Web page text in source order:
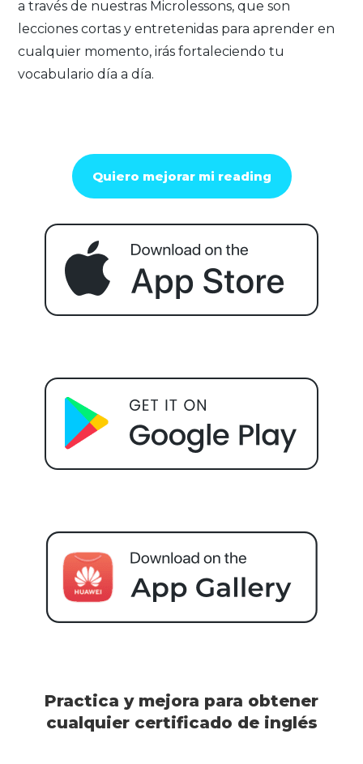
a través de nuestras Microlessons, que son
lecciones cortas y entretenidas para aprender en
cualquier momento, irás fortaleciendo tu
vocabulario día a día.
Quiero mejorar mi reading
Practica y mejora para obtener
cualquier certificado de inglés